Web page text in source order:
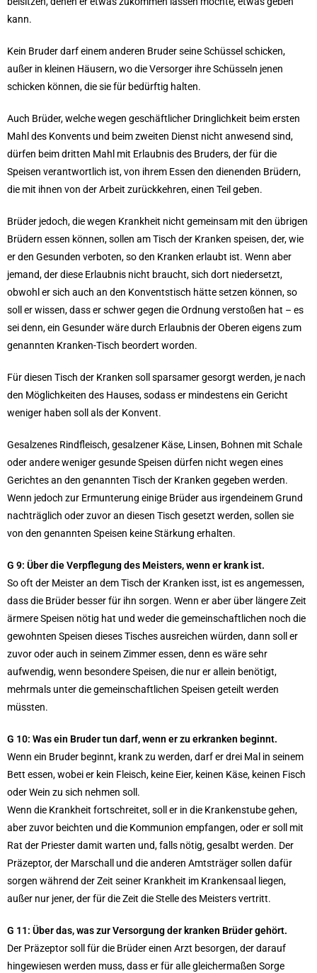
kann.
Kein Bruder darf einem anderen Bruder seine Schüssel schicken,
außer in kleinen Häusern, wo die Versorger ihre Schüsseln jenen
schicken können, die sie für bedürftig halten.
Auch Brüder, welche wegen geschäftlicher Dringlichkeit beim ersten
Mahl des Konvents und beim zweiten Dienst nicht anwesend sind,
dürfen beim dritten Mahl mit Erlaubnis des Bruders, der für die
Speisen verantwortlich ist, von ihrem Essen den dienenden Brüdern,
die mit ihnen von der Arbeit zurückkehren, einen Teil geben.
Brüder jedoch, die wegen Krankheit nicht gemeinsam mit den übrigen
Brüdern essen können, sollen am Tisch der Kranken speisen, der, wie
er den Gesunden verboten, so den Kranken erlaubt ist. Wenn aber
jemand, der diese Erlaubnis nicht braucht, sich dort niedersetzt,
obwohl er sich auch an den Konventstisch hätte setzen können, so
soll er wissen, dass er schwer gegen die Ordnung verstoßen hat – es
sei denn, ein Gesunder wäre durch Erlaubnis der Oberen eigens zum
genannten Kranken-Tisch beordert worden.
Für diesen Tisch der Kranken soll sparsamer gesorgt werden, je nach
den Möglichkeiten des Hauses, sodass er mindestens ein Gericht
weniger haben soll als der Konvent.
Gesalzenes Rindfleisch, gesalzener Käse, Linsen, Bohnen mit Schale
oder andere weniger gesunde Speisen dürfen nicht wegen eines
Gerichtes an den genannten Tisch der Kranken gegeben werden.
Wenn jedoch zur Ermunterung einige Brüder aus irgendeinem Grund
nachträglich oder zuvor an diesen Tisch gesetzt werden, sollen sie
von den genannten Speisen keine Stärkung erhalten.
G 9: Über die Verpflegung des Meisters, wenn er krank ist.
So oft der Meister an dem Tisch der Kranken isst, ist es angemessen,
dass die Brüder besser für ihn sorgen. Wenn er aber über längere Zeit
ärmere Speisen nötig hat und weder die gemeinschaftlichen noch die
gewohnten Speisen dieses Tisches ausreichen würden, dann soll er
zuvor oder auch in seinem Zimmer essen, denn es wäre sehr
aufwendig, wenn besondere Speisen, die nur er allein benötigt,
mehrmals unter die gemeinschaftlichen Speisen geteilt werden
müssten.
G 10: Was ein Bruder tun darf, wenn er zu erkranken beginnt.
Wenn ein Bruder beginnt, krank zu werden, darf er drei Mal in seinem
Bett essen, wobei er kein Fleisch, keine Eier, keinen Käse, keinen Fisch
oder Wein zu sich nehmen soll.
Wenn die Krankheit fortschreitet, soll er in die Krankenstube gehen,
aber zuvor beichten und die Kommunion empfangen, oder er soll mit
Rat der Priester damit warten und, falls nötig, gesalbt werden. Der
Präzeptor, der Marschall und die anderen Amtsträger sollen dafür
sorgen während der Zeit seiner Krankheit im Krankensaal liegen,
außer nur jener, der für die Zeit die Stelle des Meisters vertritt.
G 11: Über das, was zur Versorgung der kranken Brüder gehört.
Der Präzeptor soll für die Brüder einen Arzt besorgen, der darauf
hingewiesen werden muss, dass er für alle gleichermaßen Sorge